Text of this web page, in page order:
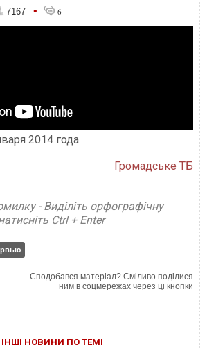
7167 • 6
2014 года
Громадське ТБ
- Виділіть орфографічну
Ctrl + Enter
Сподобався матеріал? Сміливо поділися
ним в соцмережах через ці кнопки
ІНШІ НОВИНИ ПО ТЕМІ